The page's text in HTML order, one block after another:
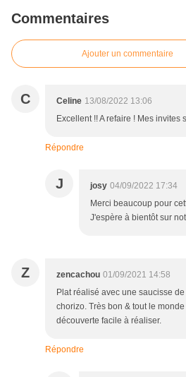
Commentaires
Ajouter un commentaire
C Celine 13/08/2022 13:06
Excellent !! A refaire ! Mes invites
Répondre
J josy 04/09/2022 17:34
Merci beaucoup pour
J'espère à bientôt sur
Z zencachou 01/09/2021 14:58
Plat réalisé avec une saucisse
chorizo. Très bon & tout le
découverte facile à réaliser.
Répondre